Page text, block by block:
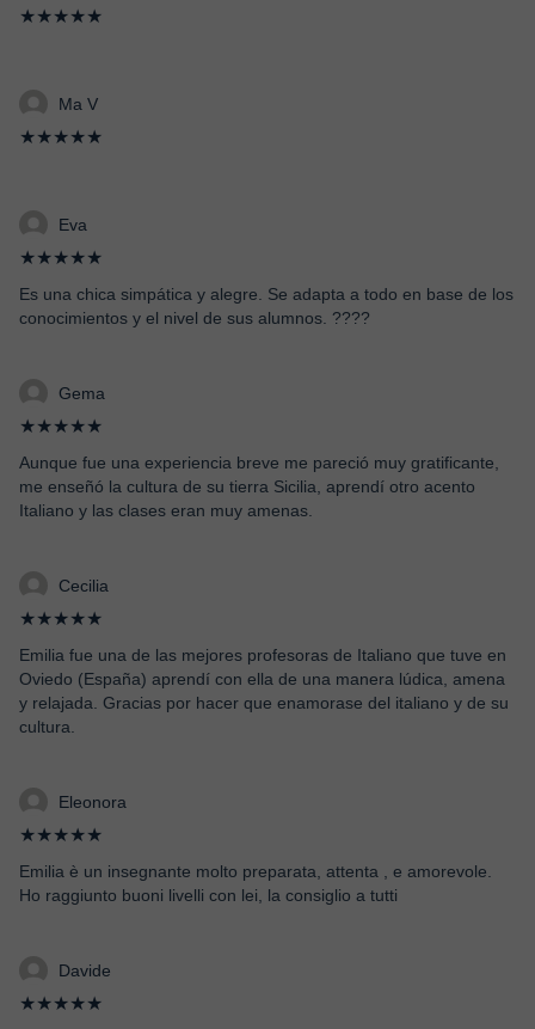
★★★★★
Ma V
★★★★★
Eva
★★★★★
Es una chica simpática y alegre. Se adapta a todo en base de los
conocimientos y el nivel de sus alumnos. ????
Gema
★★★★★
Aunque fue una experiencia breve me pareció muy gratificante,
me enseñó la cultura de su tierra Sicilia, aprendí otro acento
Italiano y las clases eran muy amenas.
Cecilia
★★★★★
Emilia fue una de las mejores profesoras de Italiano que tuve en
Oviedo (España) aprendí con ella de una manera lúdica, amena
y relajada. Gracias por hacer que enamorase del italiano y de su
cultura.
Eleonora
★★★★★
Emilia è un insegnante molto preparata, attenta , e amorevole.
Ho raggiunto buoni livelli con lei, la consiglio a tutti
Davide
★★★★★